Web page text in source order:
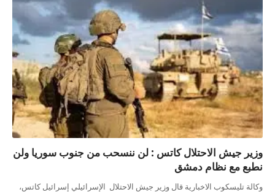
الاحتلال كاتس : لن ننسحب من جنوب سوريا ولن
نظام دمشق
الاخبارية قال وزير جيش الاحتلال الإسرائيلي إسرائيل كاتس،